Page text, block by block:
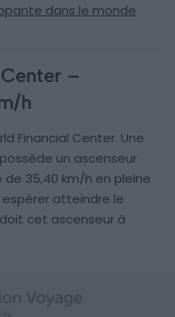
dans le monde
–
h
Financial Center. Une
un ascenseur
35,40 km/h en pleine
espérer atteindre le
cet ascenseur à